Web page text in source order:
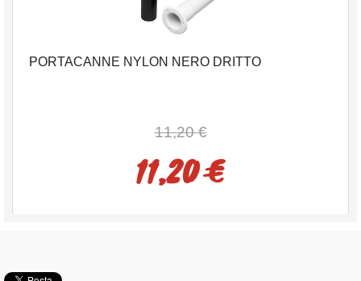
PORTACANNE NYLON NERO DRITTO
11,20 €
11,20 €